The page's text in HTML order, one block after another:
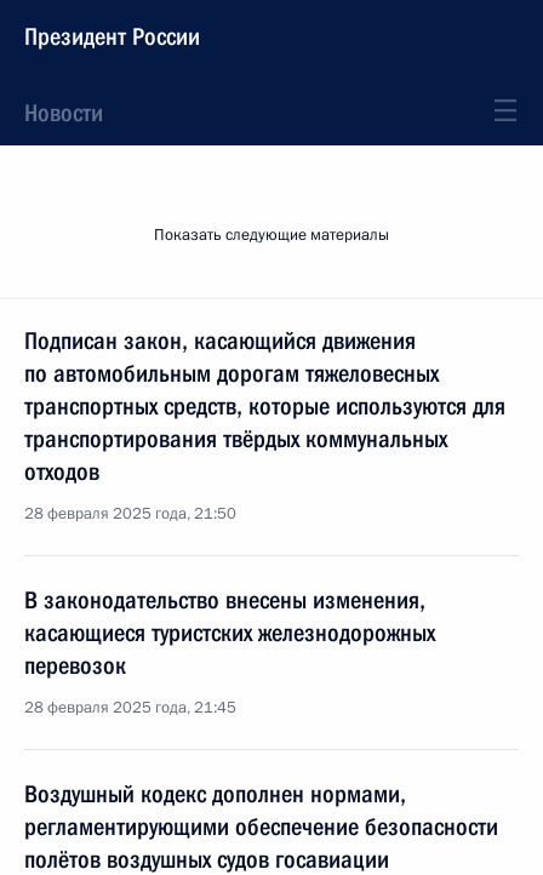
Президент России
Новости
Показать следующие материалы
Подписан закон, касающийся движения
по автомобильным дорогам тяжеловесных
транспортных средств, которые используются для
транспортирования твёрдых коммунальных
отходов
28 февраля 2025 года, 21:50
В законодательство внесены изменения,
касающиеся туристских железнодорожных
перевозок
28 февраля 2025 года, 21:45
Воздушный кодекс дополнен нормами,
регламентирующими обеспечение безопасности
полётов воздушных судов госавиации